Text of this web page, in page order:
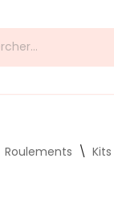
Roulements \